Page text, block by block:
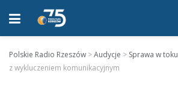
Polskie Radio Rzeszów >Audycje > Sprawa w toku
z wykluczeniem komunikacyjnym